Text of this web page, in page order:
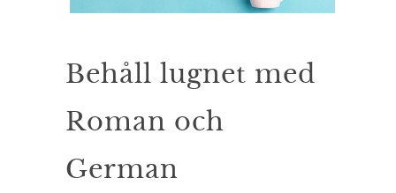
Behåll lugnet med
Roman och
German